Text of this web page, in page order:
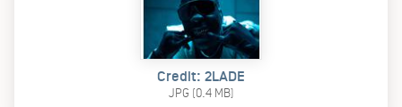
Credit: 2LADE
JPG (0.4 MB)